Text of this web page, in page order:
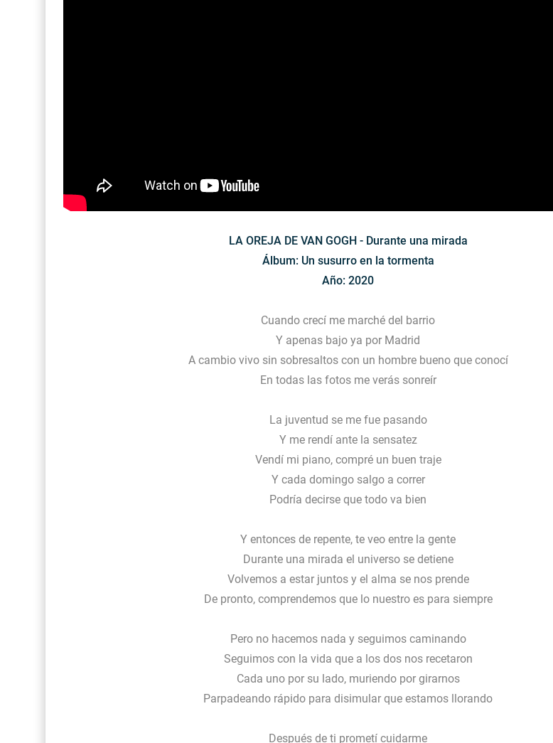
LA OREJA DE VAN GOGH - Durante una mirada
Álbum: Un susurro en la tormenta
Año: 2020
Cuando crecí me marché del barrio
Y apenas bajo ya por Madrid
A cambio vivo sin sobresaltos con un hombre bueno que conocí
En todas las fotos me verás sonreír
La juventud se me fue pasando
Y me rendí ante la sensatez
Vendí mi piano, compré un buen traje
Y cada domingo salgo a correr
Podría decirse que todo va bien
Y entonces de repente, te veo entre la gente
Durante una mirada el universo se detiene
Volvemos a estar juntos y el alma se nos prende
De pronto, comprendemos que lo nuestro es para siempre
Pero no hacemos nada y seguimos caminando
Seguimos con la vida que a los dos nos recetaron
Cada uno por su lado, muriendo por girarnos
Parpadeando rápido para disimular que estamos llorando
Después de ti prometí cuidarme